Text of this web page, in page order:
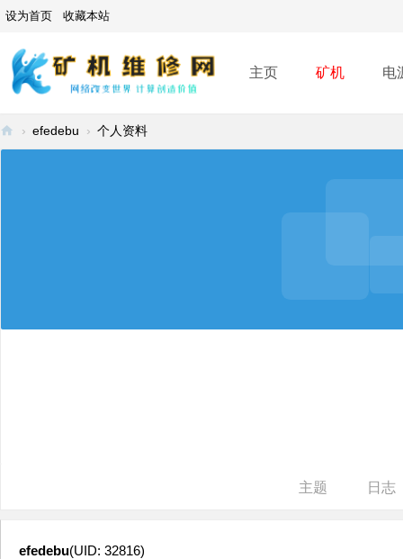
设为首页 收藏本站
主页 矿机 电
› efedebu › 个人资料
主题 日志
efedebu(UID: 32816)